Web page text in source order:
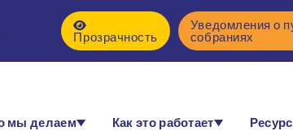
Прозрачность
Уведомления о
собраниях
мы делаем Как это работает